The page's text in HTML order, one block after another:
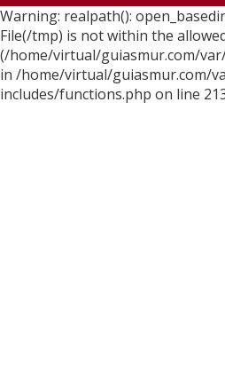
Warning: realpath():
File(/tmp) is not within the
(/home/virtual/guiasmur.com/
in /home/virtual/guiasmur.com/
includes/functions.php on line